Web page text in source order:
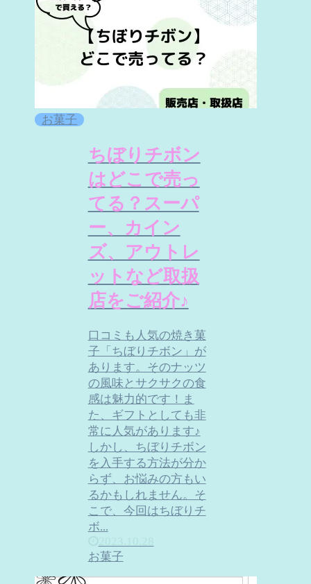
お菓子
ちぼりチボン
はどこで売っ
てる？スーパ
ー、カイン
ズ、アウトレ
ットなど取扱
店をご紹介♪
口コミも人気の焼き菓
子「ちぼりチボン」が
あります。そのナッツ
の風味とサクサクの食
感は魅力的です！ま
た、ギフトとしても非
常に人気があります♪
しかし、ちぼりチボン
を入手する方法が分か
らず、お悩みの方もい
るかもしれません。そ
こで、今回はちぼりチ
ボ...
お菓子